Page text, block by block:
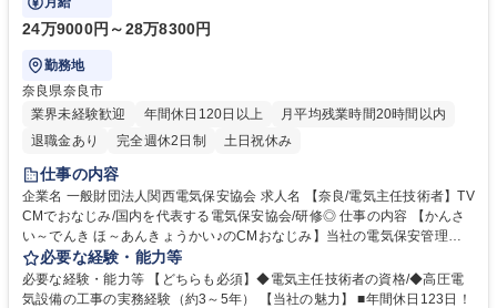
24万9000円～28万8300円
勤務地
奈良県奈良市
業界未経験歓迎
年間休日120日以上
月平均残業時間20時間以内
退職金あり
完全週休2日制 土日祝休み
仕事の内容
企業名 一般財団法人関西電気保安協会 求人名 【奈良/電気主任技術者】TV
CMでおなじみ/国内を代表する電気保安協会/研修◎ 仕事の内容 【かんさ
い～でんき ほ～あんきょうかい♪のCMおなじみ】当社の電気保安管理業
務は国が定める電気事業法に基づく案件のため、案件受注は安定しており
ます。 工場やビルなど電力会社から高圧で受電して電気を使用する事業場
の保安業務全般をお任せします。 ＜月次点検＞運転状態の電気設備の点検
必要な経験・能力等
必要な経験・能力等 【どちらも必須】◆電気主任技術者の資格/◆高圧電
気設備の工事の実務経験（約3～5年） 【当社の魅力】 ■年間休日123日！